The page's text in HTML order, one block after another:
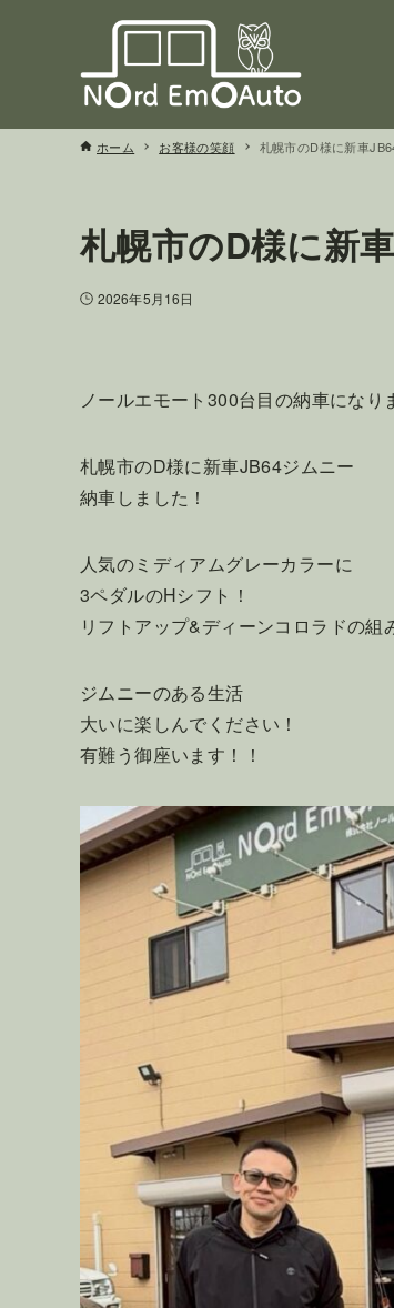
ホーム お客様の笑顔 札幌市のD様に新車
札幌市のD様に新
2026年5月16日
ノールエモート300台目の納車になり
札幌市のD様に新車JB64ジムニー
納車しました！
人気のミディアムグレーカラーに
3ペダルのHシフト！
リフトアップ&ディーンコロラドの組
ジムニーのある生活
大いに楽しんでください！
有難う御座います！！